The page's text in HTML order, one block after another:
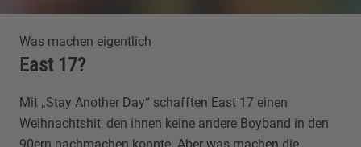
Was machen eigentlich
East 17?
Mit „Stay Another Day“ schafften East 17 einen
Weihnachtshit, den ihnen keine andere Boyband in den